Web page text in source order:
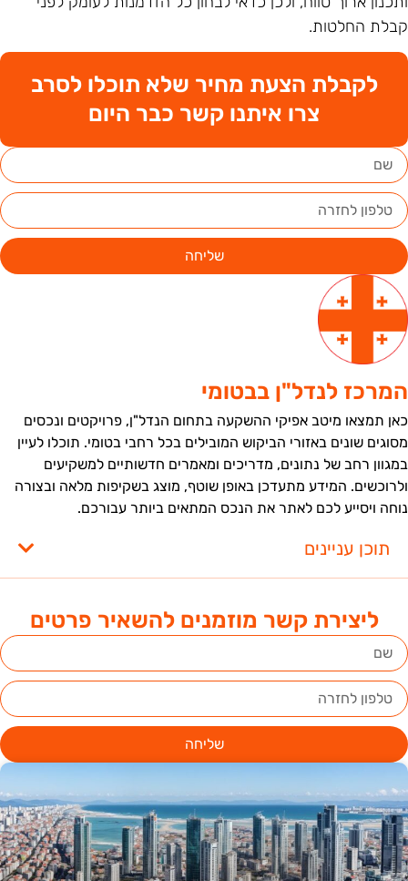
ליצירת קשר מוזמנים להשאיר פרטים
שליחה
החלטות.
לקבלת הצעת מחיר שלא תוכלו לסרב
צרו איתנו קשר כבר היום
שליחה
לנדל"ן בבטומי
תמצאו מיטב אפיקי ההשקעה בתחום הנדל"ן, פרויקטים ונכסים
שונים באזורי הביקוש המובילים בכל רחבי בטומי. תוכלו לעיין
רחב של נתונים, מדריכים ומאמרים חדשותיים למשקיעים
המידע מתעדכן באופן שוטף, מוצג בשקיפות מלאה ובצורה
ויסייע לכם לאתר את הנכס המתאים ביותר עבורכם.
תוכן עניינים